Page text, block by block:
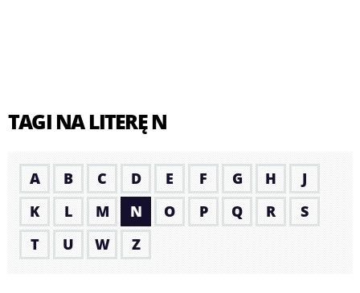
TAGI NA LITERĘ N
A B C D E F G H
J
K
L M N O P Q R
S
T
U W Z